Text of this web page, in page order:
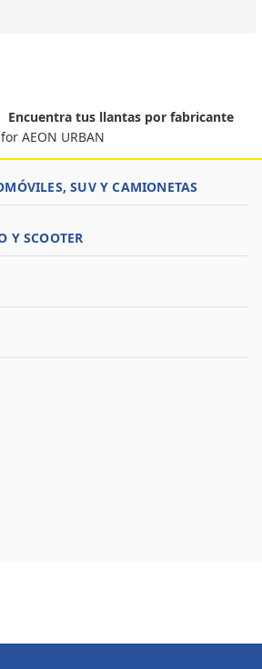
Encuentra tus llantas por fabricante
AEON URBAN
SUV Y CAMIONETAS
Y SCOOTER